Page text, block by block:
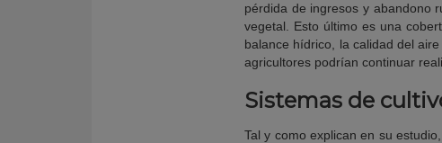
pérdida de ingresos y abandono
vegetal. Esto último es una
balance hídrico, la calidad del
agricultores podrían continuar
Sistemas de
Tal y como explican en su